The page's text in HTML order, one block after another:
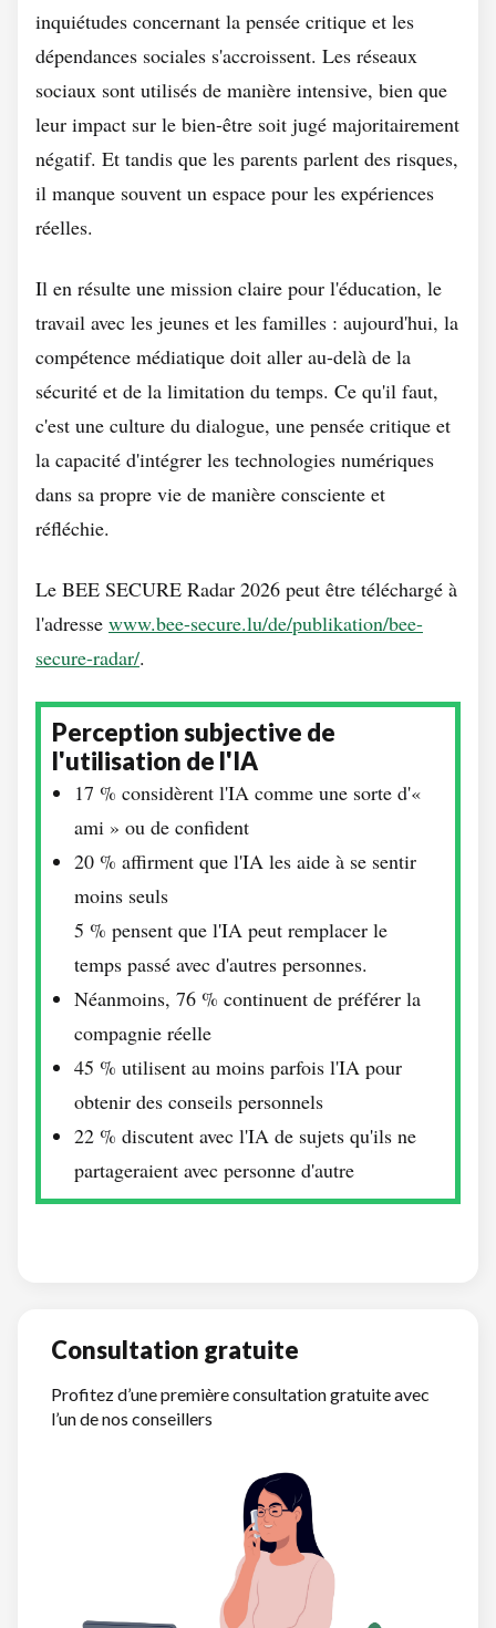
inquiétudes concernant la pensée critique et les
dépendances sociales s'accroissent. Les réseaux
sociaux sont utilisés de manière intensive, bien que
leur impact sur le bien-être soit jugé majoritairement
négatif. Et tandis que les parents parlent des risques,
il manque souvent un espace pour les expériences
réelles.
Il en résulte une mission claire pour l'éducation, le
travail avec les jeunes et les familles : aujourd'hui, la
compétence médiatique doit aller au-delà de la
sécurité et de la limitation du temps. Ce qu'il faut,
c'est une culture du dialogue, une pensée critique et
la capacité d'intégrer les technologies numériques
dans sa propre vie de manière consciente et
réfléchie.
Le BEE SECURE Radar 2026 peut être téléchargé à
l'adresse www.bee-secure.lu/de/publikation/bee-
secure-radar/.
Perception subjective de
l'utilisation de l'IA
17 % considèrent l'IA comme une sorte d'«
ami » ou de confident
20 % affirment que l'IA les aide à se sentir
moins seuls
5 % pensent que l'IA peut remplacer le
temps passé avec d'autres personnes.
Néanmoins, 76 % continuent de préférer la
compagnie réelle
45 % utilisent au moins parfois l'IA pour
obtenir des conseils personnels
22 % discutent avec l'IA de sujets qu'ils ne
partageraient avec personne d'autre
Consultation gratuite
Profitez d’une première consultation gratuite avec
l’un de nos conseillers